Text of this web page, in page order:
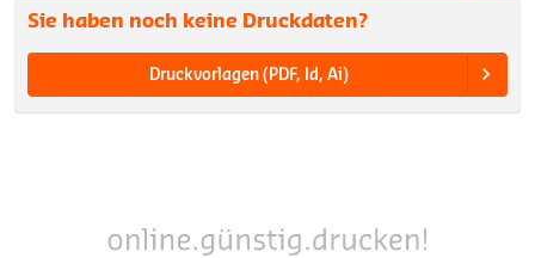
Sie haben noch keine Druckdaten?
Druckvorlagen (PDF, Id, Ai)